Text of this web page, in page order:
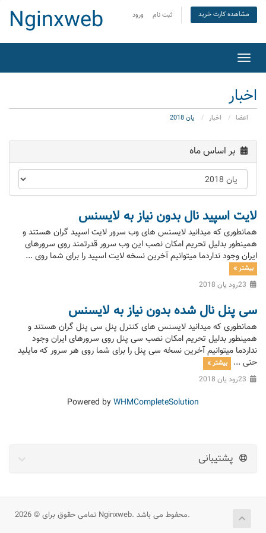
ورود ثبت نام مشاهده کارت خرید Nginxweb
تغییر
اخبار
اعضا اخبار یان 2018
بر اساس ماه
لایت اسپید نال بدون نیاز به لایسنس
همانطوری که میدانید لایسنس های وب سرور لایت اسپید گران هستند و
همینطور بدلیل تحریم امکان نصب این وب سرور قدرتمند روی سرورهای
ایران وجود نداردما میتوانیم آخرین نسخه لایت اسپید را برای شما روی ...
بیشتر »
سی پنل نال شده بدون نیاز به لایسنس
همانطوری که میدانید لایسنس های کنترل پنل سی پنل گران هستند و
همینطور بدلیل تحریم امکان نصب سی پنل روی سرورهای ایران وجود
نداردما میتوانیم آخرین نسخه سی پنل را برای شما روی هر سرور که مایلید
حتی ...
بیشتر »
Powered byWHMCompleteSolution
پشتیبانی
تمامی حقوق برای © 2026 Nginxweb. محفوط می باشد.